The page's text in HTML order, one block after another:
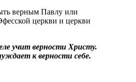
верным Павлу или
церкви и церкви
учит верности Христу.
к верности себе.